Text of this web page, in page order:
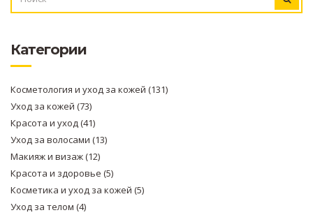
Категории
Косметология и уход за кожей (131)
Уход за кожей (73)
Красота и уход(41)
Уход за волосами (13)
Макияж и визаж(12)
Красота и здоровье (5)
Косметика и уход за кожей (5)
Уход за телом (4)